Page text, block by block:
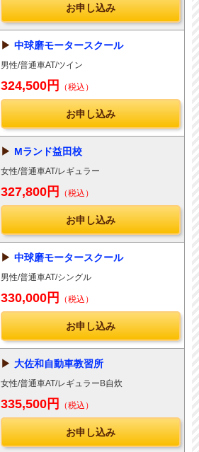
お申し込み
中球磨モータースクール
男性/普通車AT/ツイン
324,500円 （税込）
お申し込み
Mランド益田校
女性/普通車AT/レギュラー
327,800円 （税込）
お申し込み
中球磨モータースクール
男性/普通車AT/シングル
330,000円 （税込）
お申し込み
大佐和自動車教習所
女性/普通車AT/レギュラーB自炊
335,500円 （税込）
お申し込み